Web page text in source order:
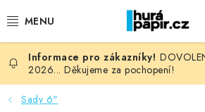
na
NOVINKY
HURÁ DÍLNA
2026... Děkujeme za pochopení!
Sady 6"